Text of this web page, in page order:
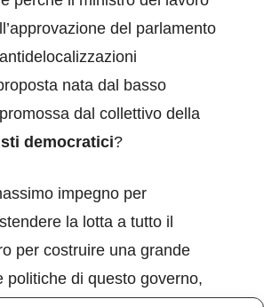
del parlamento
nata dal basso
dal collettivo della
democratici?
impegno per
la lotta a tutto il
per costruire una grande
politiche di questo governo,